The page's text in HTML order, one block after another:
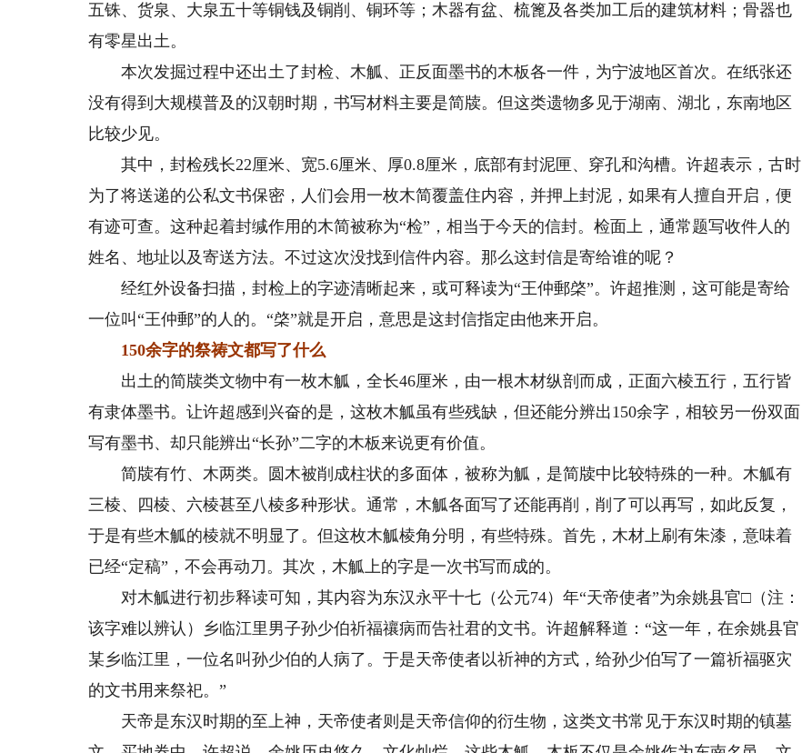
五铢、货泉、大泉五十等铜钱及铜削、铜环等；木器有盆、梳篦及各类加工后的建筑材料；骨器也
有零星出土。
本次发掘过程中还出土了封检、木觚、正反面墨书的木板各一件，为宁波地区首次。在纸张还
没有得到大规模普及的汉朝时期，书写材料主要是简牍。但这类遗物多见于湖南、湖北，东南地区
比较少见。
其中，封检残长22厘米、宽5.6厘米、厚0.8厘米，底部有封泥匣、穿孔和沟槽。许超表示，古时
为了将送递的公私文书保密，人们会用一枚木简覆盖住内容，并押上封泥，如果有人擅自开启，便
有迹可查。这种起着封缄作用的木简被称为“检”，相当于今天的信封。检面上，通常题写收件人的
姓名、地址以及寄送方法。不过这次没找到信件内容。那么这封信是寄给谁的呢？
经红外设备扫描，封检上的字迹清晰起来，或可释读为“王仲郵棨”。许超推测，这可能是寄给
一位叫“王仲郵”的人的。“棨”就是开启，意思是这封信指定由他来开启。
150余字的祭祷文都写了什么
出土的简牍类文物中有一枚木觚，全长46厘米，由一根木材纵剖而成，正面六棱五行，五行皆
有隶体墨书。让许超感到兴奋的是，这枚木觚虽有些残缺，但还能分辨出150余字，相较另一份双面
写有墨书、却只能辨出“长孙”二字的木板来说更有价值。
简牍有竹、木两类。圆木被削成柱状的多面体，被称为觚，是简牍中比较特殊的一种。木觚有
三棱、四棱、六棱甚至八棱多种形状。通常，木觚各面写了还能再削，削了可以再写，如此反复，
于是有些木觚的棱就不明显了。但这枚木觚棱角分明，有些特殊。首先，木材上刷有朱漆，意味着
已经“定稿”，不会再动刀。其次，木觚上的字是一次书写而成的。
对木觚进行初步释读可知，其内容为东汉永平十七（公元74）年“天帝使者”为余姚县官□（注：
该字难以辨认）乡临江里男子孙少伯祈福禳病而告社君的文书。许超解释道：“这一年，在余姚县官
某乡临江里，一位名叫孙少伯的人病了。于是天帝使者以祈神的方式，给孙少伯写了一篇祈福驱灾
的文书用来祭祀。”
天帝是东汉时期的至上神，天帝使者则是天帝信仰的衍生物，这类文书常见于东汉时期的镇墓